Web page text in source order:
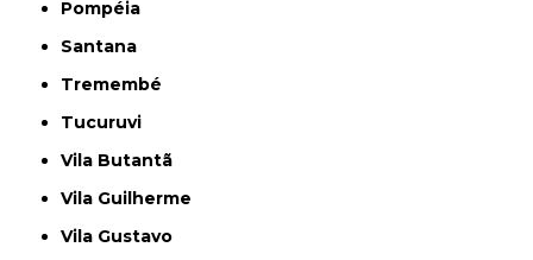
Pompéia
Santana
Tremembé
Tucuruvi
Vila Butantã
Vila Guilherme
Vila Gustavo